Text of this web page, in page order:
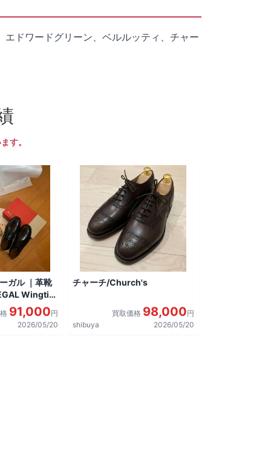
ドワードグリーン、ベルルッティ、チャー
す。
ガル ｜革靴
Wingtip
した。
91,000円
2026/05/20
チャーチ/Church's
買取価格 98,000円
shibuya
2026/05/20